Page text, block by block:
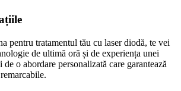
pentru tratamentul tău cu laser diodă, te vei
de ultimă oră și de experiența unei
de o abordare personalizată care garantează